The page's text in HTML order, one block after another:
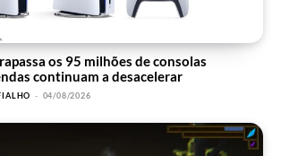
os 95 milhões de consolas
continuam a desacelerar
- 04/08/2026